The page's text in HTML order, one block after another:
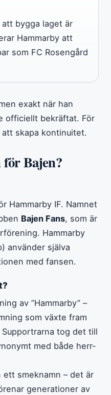
bygga laget är
Hammarby att
som FC Rosengård
exakt när han
officiellt bekräftat. För
skapa kontinuitet.
Bajen?
Hammarby IF. Namnet
Bajen Fans, som är
Hammarby
använder själva
med fansen.
av ”Hammarby” –
som växte fram
tog det till
med både herr-
ett smeknamn – det är
generationer av